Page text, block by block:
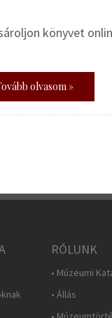
könyvet
olvasom »
RÓLUNK
• Múzeumi
• Állás